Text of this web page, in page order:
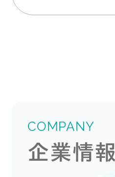
COMPANY
企業情報